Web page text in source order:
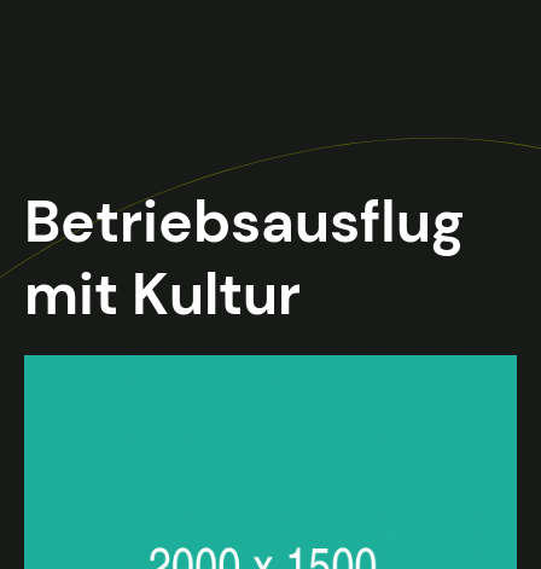
Betriebs­ausflug
mit Kultur